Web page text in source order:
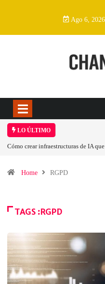
Ago 6, 2026
LO ÚLTIMO
Cómo crear infraestructuras de IA
Home RGPD
TAGS :RGPD